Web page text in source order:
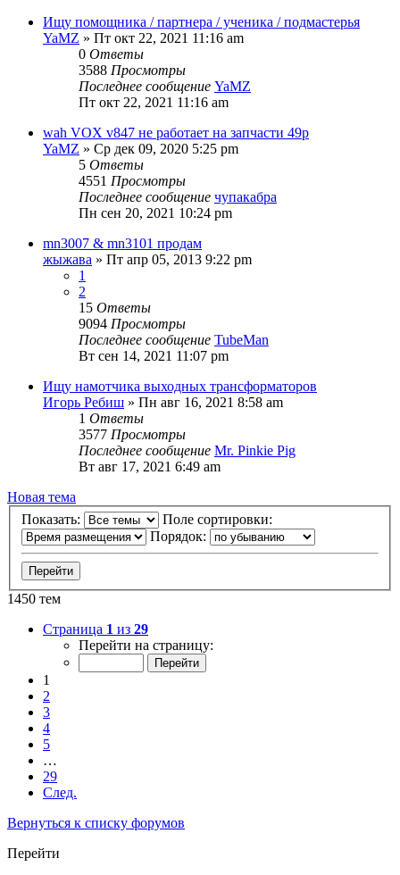
Ищу помощника / партнера / ученика / подмастерья
YaMZ » Пт окт 22, 2021 11:16 am
0 Ответы
3588 Просмотры
Последнее сообщение YaMZ
Пт окт 22, 2021 11:16 am
wah VOX v847 не работает на запчасти 49р
YaMZ » Ср дек 09, 2020 5:25 pm
5 Ответы
4551 Просмотры
Последнее сообщение чупакабра
Пн сен 20, 2021 10:24 pm
mn3007 & mn3101 продам
жыжава » Пт апр 05, 2013 9:22 pm
1
2
15 Ответы
9094 Просмотры
Последнее сообщение TubeMan
Вт сен 14, 2021 11:07 pm
Ищу намотчика выходных трансформаторов
Игорь Ребиш » Пн авг 16, 2021 8:58 am
1 Ответы
3577 Просмотры
Последнее сообщение Mr. Pinkie Pig
Вт авг 17, 2021 6:49 am
Новая тема
Показать:
Поле сортировки:
Порядок:
1450 тем
Страница 1 из 29
Перейти на страницу:
1
2
3
4
5
…
29
След.
Вернуться к списку форумов
Перейти